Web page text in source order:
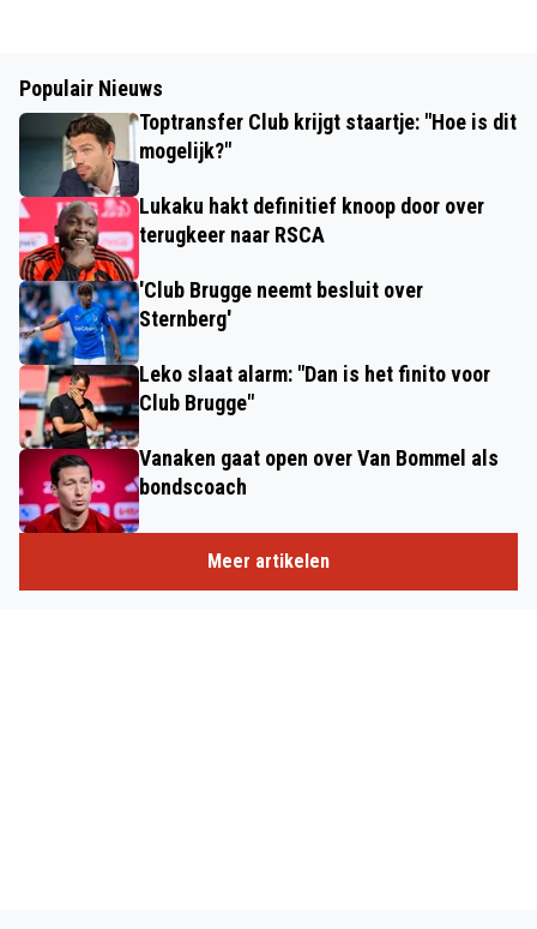
Populair Nieuws
Toptransfer Club krijgt staartje: "Hoe is dit
mogelijk?"
Lukaku hakt definitief knoop door over
terugkeer naar RSCA
'Club Brugge neemt besluit over
Sternberg'
Leko slaat alarm: "Dan is het finito voor
Club Brugge"
Vanaken gaat open over Van Bommel als
bondscoach
Meer artikelen